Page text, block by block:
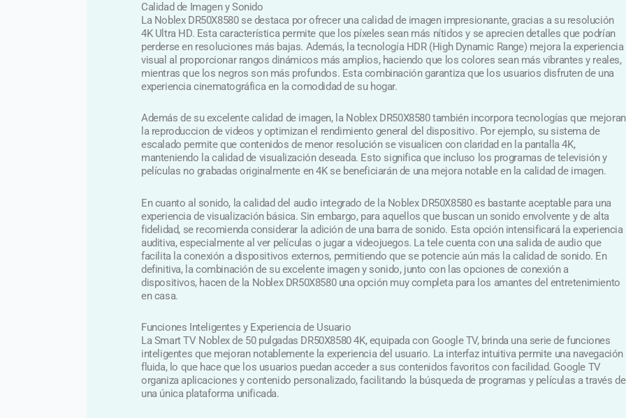
Calidad de Imagen y Sonido
La Noblex DR50X8580 se destaca por ofrecer una calidad de imagen impresionante, gracias a su resolución
4K Ultra HD. Esta característica permite que los píxeles sean más nítidos y se aprecien detalles que podrían
perderse en resoluciones más bajas. Además, la tecnología HDR (High Dynamic Range) mejora la experiencia
visual al proporcionar rangos dinámicos más amplios, haciendo que los colores sean más vibrantes y reales,
mientras que los negros son más profundos. Esta combinación garantiza que los usuarios disfruten de una
experiencia cinematográfica en la comodidad de su hogar.
Además de su excelente calidad de imagen, la Noblex DR50X8580 también incorpora tecnologías que mejoran
la reproduccion de videos y optimizan el rendimiento general del dispositivo. Por ejemplo, su sistema de
escalado permite que contenidos de menor resolución se visualicen con claridad en la pantalla 4K,
manteniendo la calidad de visualización deseada. Esto significa que incluso los programas de televisión y
películas no grabadas originalmente en 4K se beneficiarán de una mejora notable en la calidad de imagen.
En cuanto al sonido, la calidad del audio integrado de la Noblex DR50X8580 es bastante aceptable para una
experiencia de visualización básica. Sin embargo, para aquellos que buscan un sonido envolvente y de alta
fidelidad, se recomienda considerar la adición de una barra de sonido. Esta opción intensificará la experiencia
auditiva, especialmente al ver películas o jugar a videojuegos. La tele cuenta con una salida de audio que
facilita la conexión a dispositivos externos, permitiendo que se potencie aún más la calidad de sonido. En
definitiva, la combinación de su excelente imagen y sonido, junto con las opciones de conexión a
dispositivos, hacen de la Noblex DR50X8580 una opción muy completa para los amantes del entretenimiento
en casa.
Funciones Inteligentes y Experiencia de Usuario
La Smart TV Noblex de 50 pulgadas DR50X8580 4K, equipada con Google TV, brinda una serie de funciones
inteligentes que mejoran notablemente la experiencia del usuario. La interfaz intuitiva permite una navegación
fluida, lo que hace que los usuarios puedan acceder a sus contenidos favoritos con facilidad. Google TV
organiza aplicaciones y contenido personalizado, facilitando la búsqueda de programas y películas a través de
una única plataforma unificada.